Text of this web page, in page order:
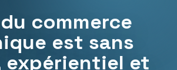
du commerce
est sans
et